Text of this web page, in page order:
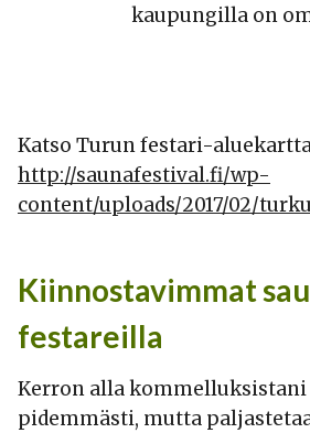
kaupungilla on
Katso Turun festari-
http://saunafestival.fi/wp-
content/uploads/2017/02/
Kiinnostavimmat
festareilla
Kerron alla
pidemmästi, mutta